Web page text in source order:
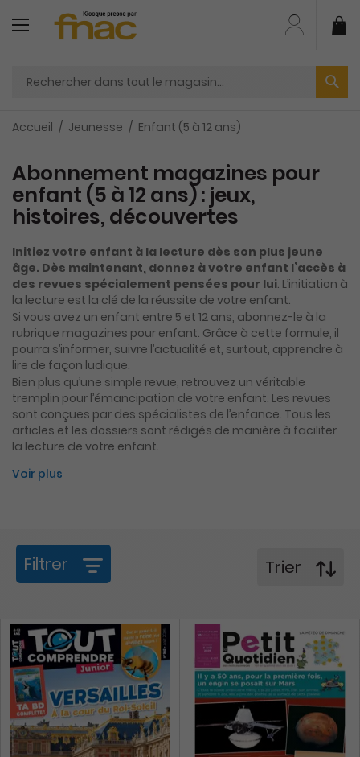
contenu
Accueil Jeunesse Enfant (5 à 12 ans)
Abonnement magazines pour
enfant (5 à 12 ans) : jeux,
histoires, découvertes
Initiez votre enfant à la lecture dès son plus jeune
âge. Dès maintenant, donnez à votre enfant l’accès à
des revues spécialement pensées pour lui. L’initiation à
la lecture est la clé de la réussite de votre enfant.
Si vous avez un enfant entre 5 et 12 ans, abonnez-le à la
rubrique magazines pour enfant. Grâce à cette formule, il
pourra s’informer, suivre l’actualité et, surtout, apprendre à
lire de façon ludique.
Bien plus qu’une simple revue, retrouvez un véritable
tremplin pour l’émancipation de votre enfant. Les revues
sont conçues par des spécialistes de l’enfance. Tous les
articles et les dossiers sont rédigés de manière à faciliter
la lecture de votre enfant.
Voir plus
Filtrer Trier